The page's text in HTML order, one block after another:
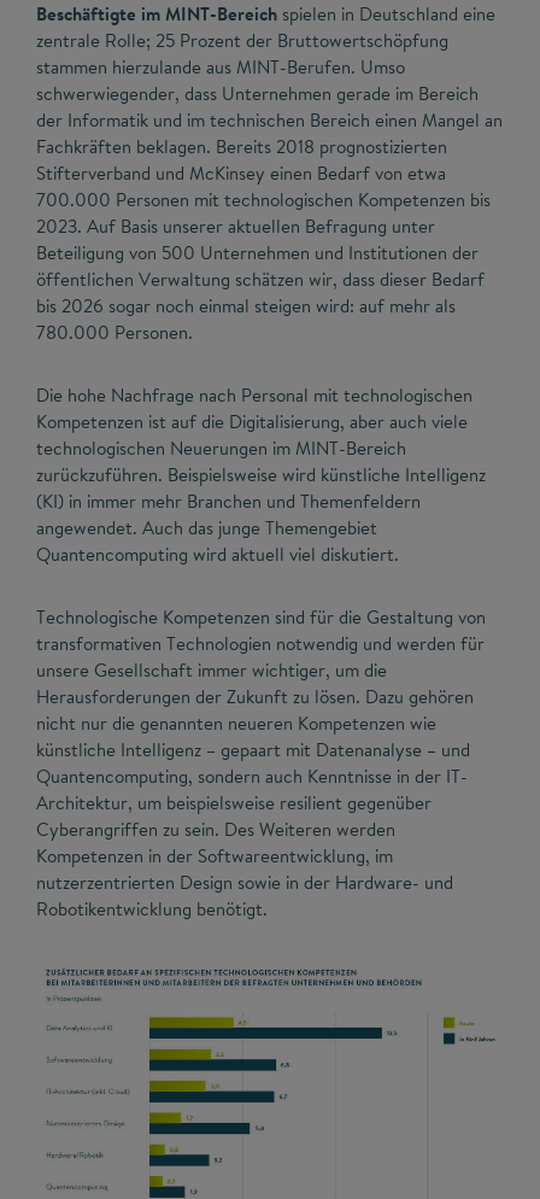
Beschäftigte im MINT-Bereich spielen in Deutschland eine
zentrale Rolle; 25 Prozent der Bruttowertschöpfung
stammen hierzulande aus MINT-Berufen. Umso
schwerwiegender, dass Unternehmen gerade im Bereich
der Informatik und im technischen Bereich einen Mangel an
Fachkräften beklagen. Bereits 2018 prognostizierten
Stifterverband und McKinsey einen Bedarf von etwa
700.000 Personen mit technologischen Kompetenzen bis
2023. Auf Basis unserer aktuellen Befragung unter
Beteiligung von 500 Unternehmen und Institutionen der
öffentlichen Verwaltung schätzen wir, dass dieser Bedarf
bis 2026 sogar noch einmal steigen wird: auf mehr als
780.000 Personen.
Die hohe Nachfrage nach Personal mit technologischen
Kompetenzen ist auf die Digitalisierung, aber auch viele
technologischen Neuerungen im MINT-Bereich
zurückzuführen. Beispielsweise wird künstliche Intelligenz
(KI) in immer mehr Branchen und Themenfeldern
angewendet. Auch das junge Themengebiet
Quantencomputing wird aktuell viel diskutiert.
Technologische Kompetenzen sind für die Gestaltung von
transformativen Technologien notwendig und werden für
unsere Gesellschaft immer wichtiger, um die
Herausforderungen der Zukunft zu lösen. Dazu gehören
nicht nur die genannten neueren Kompetenzen wie
künstliche Intelligenz – gepaart mit Datenanalyse – und
Quantencomputing, sondern auch Kenntnisse in der IT-
Architektur, um beispielsweise resilient gegenüber
Cyberangriffen zu sein. Des Weiteren werden
Kompetenzen in der Softwareentwicklung, im
nutzerzentrierten Design sowie in der Hardware- und
Robotikentwicklung benötigt.